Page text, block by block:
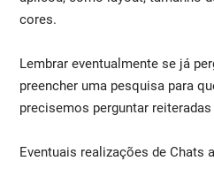
cores.
Lembrar eventualmente se já
preencher uma pesquisa para
precisemos perguntar reiteradas
Eventuais realizações de Chats